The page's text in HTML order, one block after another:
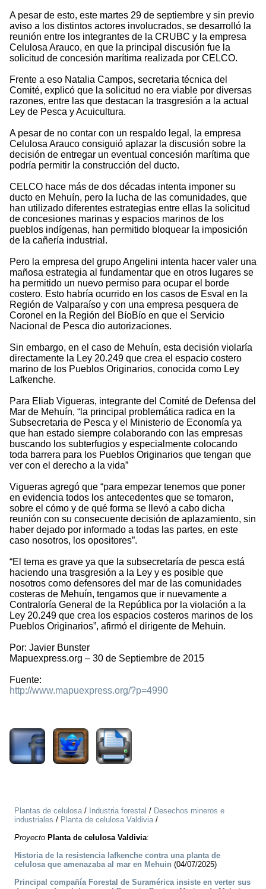
A pesar de esto, este martes 29 de septiembre y sin previo
aviso a los distintos actores involucrados, se desarrolló la
reunión entre los integrantes de la CRUBC y la empresa
Celulosa Arauco, en que la principal discusión fue la
solicitud de concesión marítima realizada por CELCO.
Frente a eso Natalia Campos, secretaria técnica del
Comité, explicó que la solicitud no era viable por diversas
razones, entre las que destacan la trasgresión a la actual
Ley de Pesca y Acuicultura.
A pesar de no contar con un respaldo legal, la empresa
Celulosa Arauco consiguió aplazar la discusión sobre la
decisión de entregar un eventual concesión marítima que
podría permitir la construcción del ducto.
CELCO hace más de dos décadas intenta imponer su
ducto en Mehuín, pero la lucha de las comunidades, que
han utilizado diferentes estrategias entre ellas la solicitud
de concesiones marinas y espacios marinos de los
pueblos indígenas, han permitido bloquear la imposición
de la cañería industrial.
Pero la empresa del grupo Angelini intenta hacer valer una
mañosa estrategia al fundamentar que en otros lugares se
ha permitido un nuevo permiso para ocupar el borde
costero. Esto habría ocurrido en los casos de Esval en la
Región de Valparaíso y con una empresa pesquera de
Coronel en la Región del BíoBío en que el Servicio
Nacional de Pesca dio autorizaciones.
Sin embargo, en el caso de Mehuín, esta decisión violaría
directamente la Ley 20.249 que crea el espacio costero
marino de los Pueblos Originarios, conocida como Ley
Lafkenche.
Para Eliab Vigueras, integrante del Comité de Defensa del
Mar de Mehuín, “la principal problemática radica en la
Subsecretaria de Pesca y el Ministerio de Economía ya
que han estado siempre colaborando con las empresas
buscando los subterfugios y especialmente colocando
toda barrera para los Pueblos Originarios que tengan que
ver con el derecho a la vida”
Vigueras agregó que “para empezar tenemos que poner
en evidencia todos los antecedentes que se tomaron,
sobre el cómo y de qué forma se llevó a cabo dicha
reunión con su consecuente decisión de aplazamiento, sin
haber dejado por informado a todas las partes, en este
caso nosotros, los opositores”.
“El tema es grave ya que la subsecretaría de pesca está
haciendo una trasgresión a la Ley y es posible que
nosotros como defensores del mar de las comunidades
costeras de Mehuín, tengamos que ir nuevamente a
Contraloría General de la República por la violación a la
Ley 20.249 que crea los espacios costeros marinos de los
Pueblos Originarios”, afirmó el dirigente de Mehuin.
Por: Javier Bunster
Mapuexpress.org – 30 de Septiembre de 2015
Fuente:
http://www.mapuexpress.org/?p=4990
Plantas de celulosa/ Industria forestal / Desechos mineros e
industriales / Planta de celulosa Valdivia/
Proyecto Planta de celulosa Valdivia:
Historia de la resistencia lafkenche contra una planta de
celulosa que amenazaba al mar en Mehuin (04/07/2025)
Principal compañía Forestal de Suramérica insiste en verter sus